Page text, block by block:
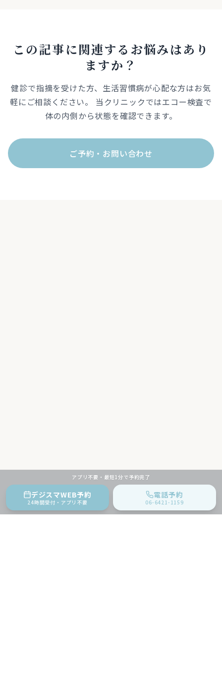
アプリ不要・最短1分で予約完了
デジスマWEB予約
24時間受付・アプリ不要
電話予約
06-6421-1159
この記事に関連するお悩みはあり
ますか？
健診で指摘を受けた方、生活習慣病が心配な方はお気
軽にご相談ください。 当クリニックではエコー検査で
体の内側から状態を確認できます。
ご予約・お問い合わせ